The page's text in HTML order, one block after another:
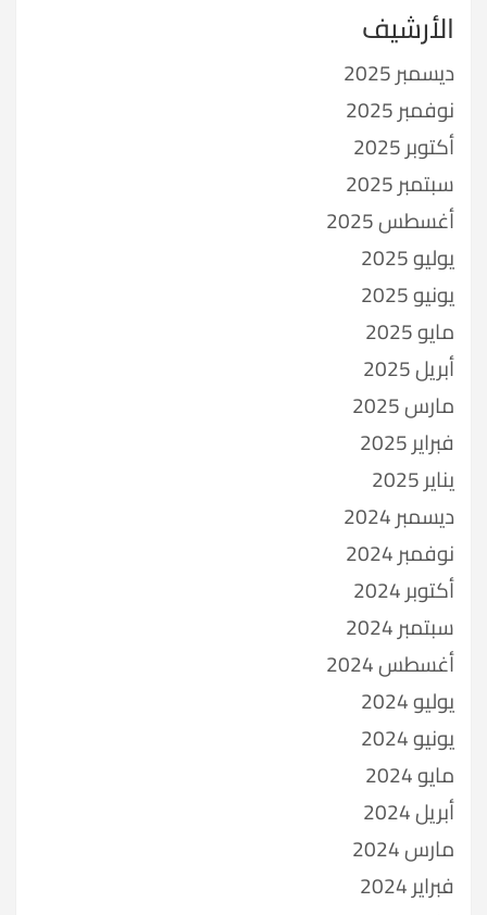
الأرشيف
ديسمبر 2025
نوفمبر 2025
أكتوبر 2025
سبتمبر 2025
أغسطس 2025
يوليو 2025
يونيو 2025
مايو 2025
أبريل 2025
مارس 2025
فبراير 2025
يناير 2025
ديسمبر 2024
نوفمبر 2024
أكتوبر 2024
سبتمبر 2024
أغسطس 2024
يوليو 2024
يونيو 2024
مايو 2024
أبريل 2024
مارس 2024
فبراير 2024